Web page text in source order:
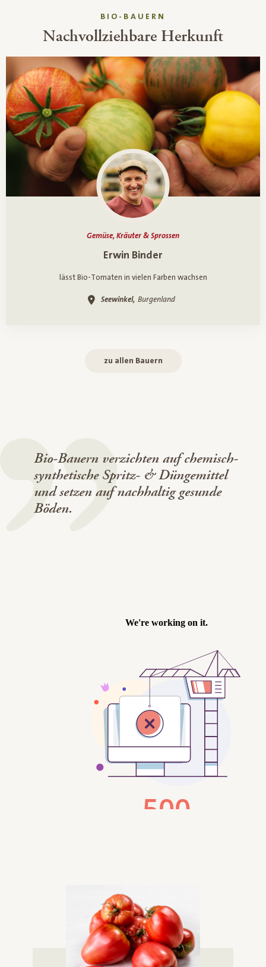
BIO-BAUERN
Nachvollziehbare Herkunft
Gemüse, Kräuter & Sprossen
Ein Porträt überErwin Binder
lässt Bio-Tomaten in vielen Farben wachsen
Seewinkel, Burgenland
zu allen Bauern
Bio-Bauern verzichten auf chemisch-
synthetische Spritz- & Düngemittel
und setzen auf nachhaltig gesunde
Böden.